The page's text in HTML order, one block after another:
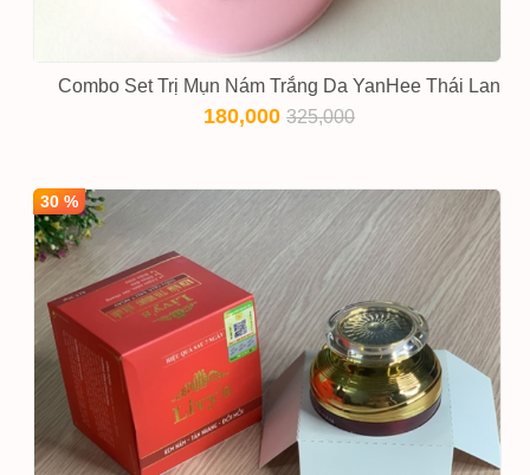
Combo Set Trị Mụn Nám Trắng Da YanHee Thái Lan
180,000325,000
30 %